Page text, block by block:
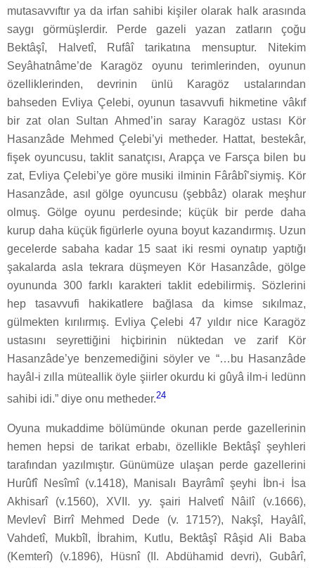
mutasavvıftır ya da irfan sahibi kişiler olarak halk arasında
saygı görmüşlerdir. Perde gazeli yazan zatların çoğu
Bektâşî, Halvetî, Rufâî tarikatına mensuptur. Nitekim
Seyâhatnâme’de Karagöz oyunu terimlerinden, oyunun
özelliklerinden, devrinin ünlü Karagöz ustalarından
bahseden Evliya Çelebi, oyunun tasavvufi hikmetine vâkıf
bir zat olan Sultan Ahmed’in saray Karagöz ustası Kör
Hasanzâde Mehmed Çelebi’yi metheder. Hattat, bestekâr,
fişek oyuncusu, taklit sanatçısı, Arapça ve Farsça bilen bu
zat, Evliya Çelebi’ye göre musiki ilminin Fârâbî’siymiş. Kör
Hasanzâde, asıl gölge oyuncusu (şebbâz) olarak meşhur
olmuş. Gölge oyunu perdesinde; küçük bir perde daha
kurup daha küçük figürlerle oyuna boyut kazandırmış. Uzun
gecelerde sabaha kadar 15 saat iki resmi oynatıp yaptığı
şakalarda asla tekrara düşmeyen Kör Hasanzâde, gölge
oyununda 300 farklı karakteri taklit edebilirmiş. Sözlerini
hep tasavvufi hakikatlere bağlasa da kimse sıkılmaz,
gülmekten kırılırmış. Evliya Çelebi 47 yıldır nice Karagöz
ustasını seyrettiğini hiçbirinin nüktedan ve zarif Kör
Hasanzâde’ye benzemediğini söyler ve “…bu Hasanzâde
hayâl-i zılla müteallik öyle şiirler okurdu ki gûyâ ilm-i ledünn
sahibi idi.” diye onu metheder.24
Oyuna mukaddime bölümünde okunan perde gazellerinin
hemen hepsi de tarikat erbabı, özellikle Bektâşî şeyhleri
tarafından yazılmıştır. Günümüze ulaşan perde gazellerini
Hurûfî Nesîmî (v.1418), Manisalı Bayrâmî şeyhi İbn-i İsa
Akhisarî (v.1560), XVII. yy. şairi Halvetî Nâilî (v.1666),
Mevlevî Birrî Mehmed Dede (v. 1715?), Nakşî, Hayâlî,
Vahdetî, Mukbîl, İbrahim, Kutlu, Bektâşî Râşid Ali Baba
(Kemterî) (v.1896), Hüsnî (II. Abdühamid devri), Gubârî,